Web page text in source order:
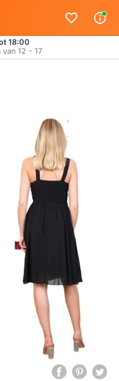
18:00
van 12 - 17